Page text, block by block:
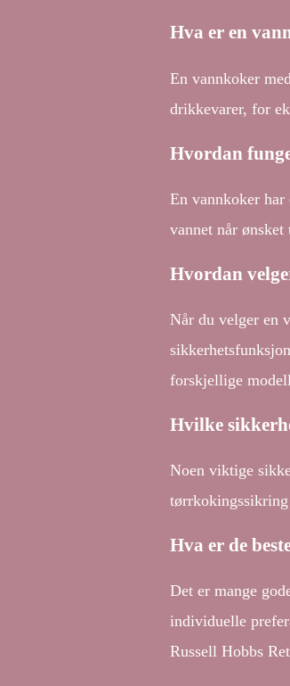
Hva er en
En vannkoker
drikkevarer, for
Hvordan
En vannkoker har
vannet når
Hvordan
Når du velger en
forskjellige
Hvilke
Noen viktige
Hva er de
Det er mange
individuelle
Russell Hobbs